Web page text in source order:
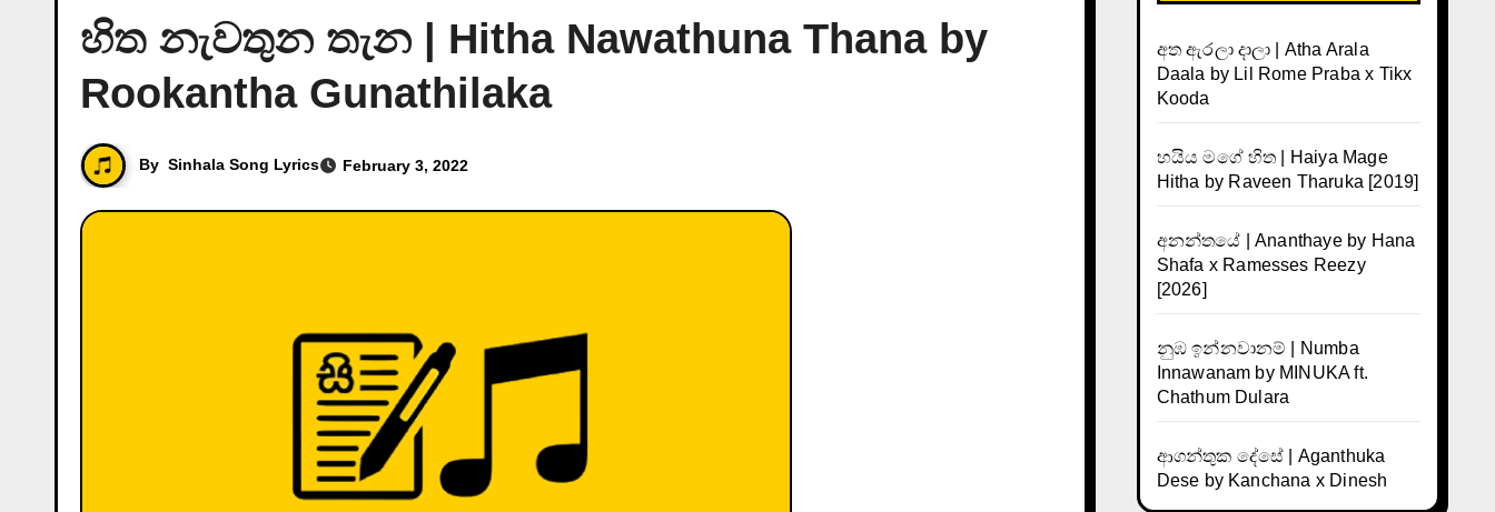
හිත නැවතුන තැන | Hitha Nawathuna Thana by
Rookantha Gunathilaka
By Sinhala Song Lyrics February 3, 2022
අත ඇරලා දාලා | Atha Arala
Daala by Lil Rome Praba x Tikx
Kooda
හයිය මගේ හිත | Haiya Mage
Hitha by Raveen Tharuka [2019]
අනන්තයේ | Ananthaye by Hana
Shafa x Ramesses Reezy
[2026]
නුඹ ඉන්නවානම් | Numba
Innawanam by MINUKA ft.
Chathum Dulara
ආගන්තුක දේසේ | Aganthuka
Dese by Kanchana x Dinesh